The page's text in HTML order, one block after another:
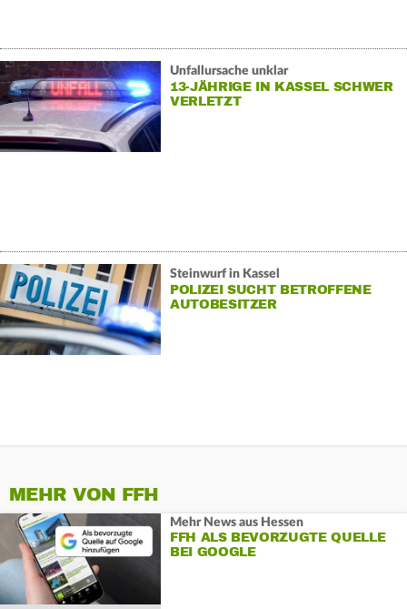
Unfallursache unklar
13-JÄHRIGE IN KASSEL SCHWER
VERLETZT
Steinwurf in Kassel
POLIZEI SUCHT BETROFFENE
AUTOBESITZER
MEHR VON FFH
Mehr News aus Hessen
FFH ALS BEVORZUGTE QUELLE
BEI GOOGLE